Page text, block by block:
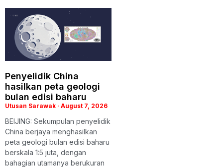
Penyelidik China
hasilkan peta geologi
bulan edisi baharu
Utusan Sarawak August 7, 2026
BEIJING: Sekumpulan penyelidik
China berjaya menghasilkan
peta geologi bulan edisi baharu
berskala 1:5 juta, dengan
bahagian utamanya berukuran